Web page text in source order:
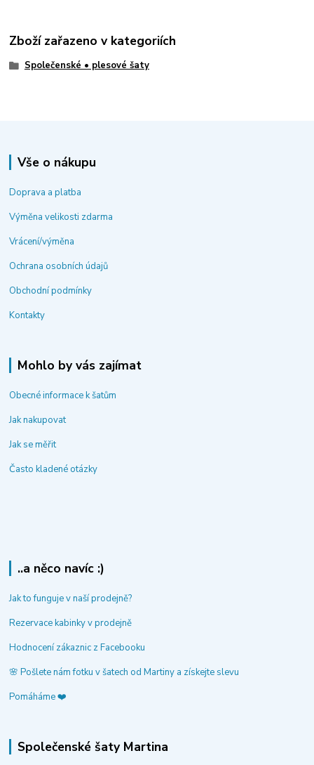
Zboží zařazeno v kategoriích
Společenské • plesové šaty
Vše o nákupu
Doprava a platba
Výměna velikosti zdarma
Vrácení/výměna
Ochrana osobních údajů
Obchodní podmínky
Kontakty
Mohlo by vás zajímat
Obecné informace k šatům
Jak nakupovat
Jak se měřit
Často kladené otázky
..a něco navíc :)
Jak to funguje v naší prodejně?
Rezervace kabinky v prodejně
Hodnocení zákaznic z Facebooku
🌸 Pošlete nám fotku v šatech od Martiny a získejte slevu
Pomáháme ❤️
Společenské šaty Martina